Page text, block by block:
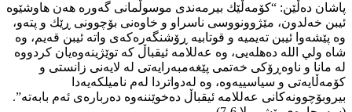
پاشان دەڵێن: “كۆمەڵێك بیرمەندی موسوڵمانی گەورە هەن هاوشێوە
ئیبن خەلدون، مێژوونووسی ناسراو و خاوەنی بۆچوونی ڕێك و پتەو،
وە پێشەوا ئیبن تەیمیە و قوتابیە ڕۆشنگەرەكەی واتە ئیبن قەیم، وە
شاه ولي الله دەهلەیی، وە عەللامە ئیقباڵ كە توێژینەوەیان كردووە
لە مانا و ناوەڕۆكی خەتمی پێغەمبەرایەتی لە لایەنی زانستی و
كۆمەڵایەتی و سیاسییەوە، وە لەدواتردا لەم نامیلكەیەدا
بیروبۆچوونەكانی عەللامە ئیقباڵ دەخوێننەوە دەربارەی ئەم بابەتە”.